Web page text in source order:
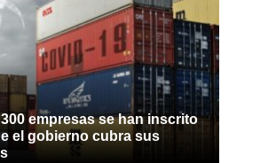
300 empresas se han inscrito
el gobierno cubra sus